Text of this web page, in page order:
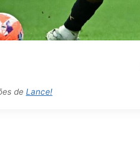
de Lance!